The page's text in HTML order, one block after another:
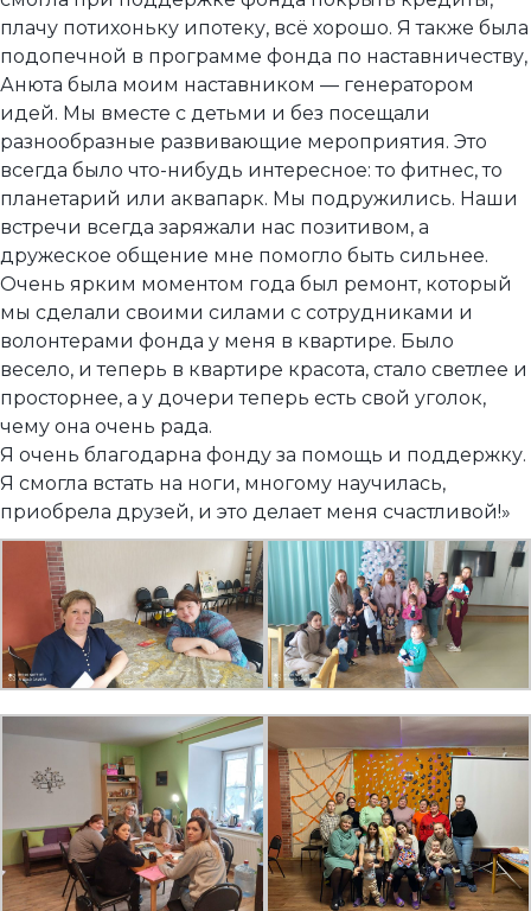
плачу потихоньку ипотеку, всё хорошо. Я также была
подопечной в программе фонда по наставничеству,
Анюта была моим наставником — генератором
идей. Мы вместе с детьми и без посещали
разнообразные развивающие мероприятия. Это
всегда было что-нибудь интересное: то фитнес, то
планетарий или аквапарк. Мы подружились. Наши
встречи всегда заряжали нас позитивом, а
дружеское общение мне помогло быть сильнее.
Очень ярким моментом года был ремонт, который
мы сделали своими силами с сотрудниками и
волонтерами фонда у меня в квартире. Было
весело, и теперь в квартире красота, стало светлее и
просторнее, а у дочери теперь есть свой уголок,
чему она очень рада.
Я очень благодарна фонду за помощь и поддержку.
Я смогла встать на ноги, многому научилась,
приобрела друзей, и это делает меня счастливой!»